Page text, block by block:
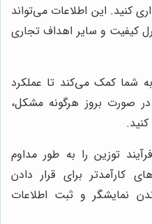
کنید. این اطلاعات می‌تواند
کیفیت و سایر اهداف تجاری
شما کمک می‌کند تا عملکرد
صورت بروز هرگونه مشکل،
فرآیند توزین را به طور مداوم
کارآمدتر برای قرار دادن
نمایشگر و ثبت اطلاعات